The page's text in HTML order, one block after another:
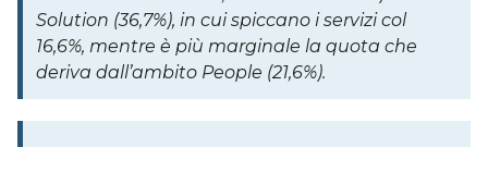
Solution (36,7%), in cui spiccano i servizi col
16,6%, mentre è più marginale la quota che
deriva dall’ambito People (21,6%).